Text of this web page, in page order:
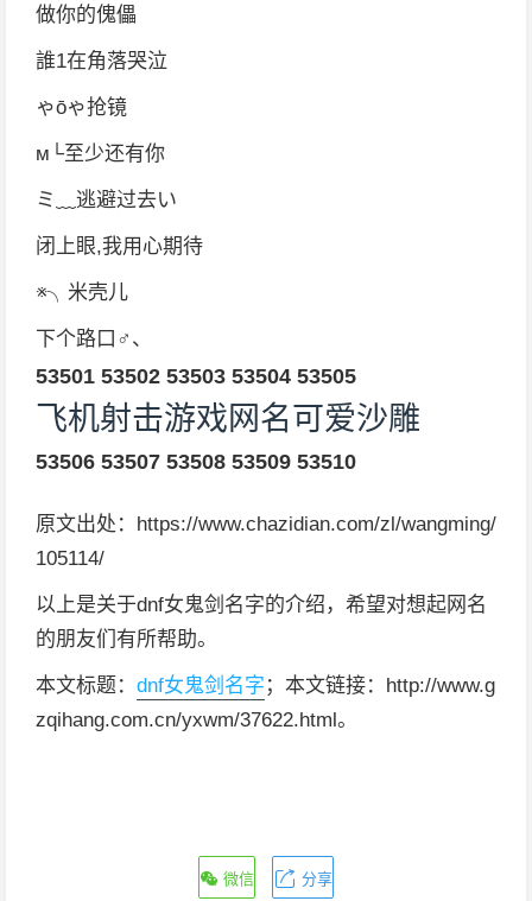
做你的傀儡
誰1在角落哭泣
ゃōゃ抢镜
м└至少还有你
ミ﹏逃避过去い
闭上眼,我用心期待
※╮米壳儿
下个路口♂、
53501 53502 53503 53504 53505
飞机射击游戏网名可爱沙雕
53506 53507 53508 53509 53510
原文出处：https://www.chazidian.com/zl/wangming/
105114/
以上是关于dnf女鬼剑名字的介绍，希望对想起网名
的朋友们有所帮助。
本文标题： dnf女鬼剑名字 ；本文链接：http://www.g
zqihang.com.cn/yxwm/37622.html。
微信 分享